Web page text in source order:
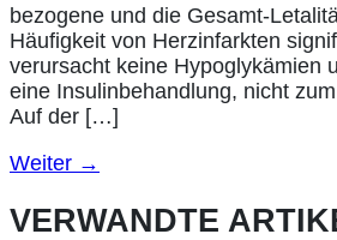
bezogene und die Gesamt-
Häufigkeit von Herzinfarkten
verursacht keine Hypoglykämien
eine Insulinbehandlung, nicht
Auf der […]
Weiter →
VERWANDTE